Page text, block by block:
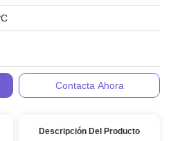
Contacta Ahora
Descripción Del Producto